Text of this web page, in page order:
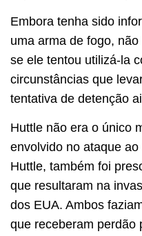
Embora tenha sido
uma arma de fogo,
se ele tentou utilizá-la
circunstâncias que
tentativa de detenção
Huttle não era o único
envolvido no ataque
Huttle, também foi
que resultaram na
dos EUA. Ambos
que receberam perdão